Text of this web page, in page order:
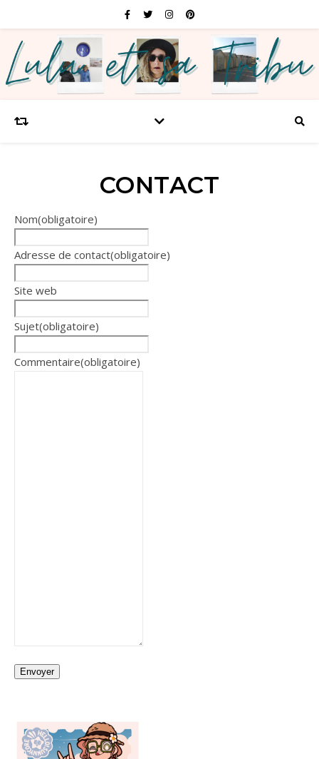
CONTACT
Nom(obligatoire)
Adresse de contact(obligatoire)
Site web
Sujet(obligatoire)
Commentaire(obligatoire)
Envoyer